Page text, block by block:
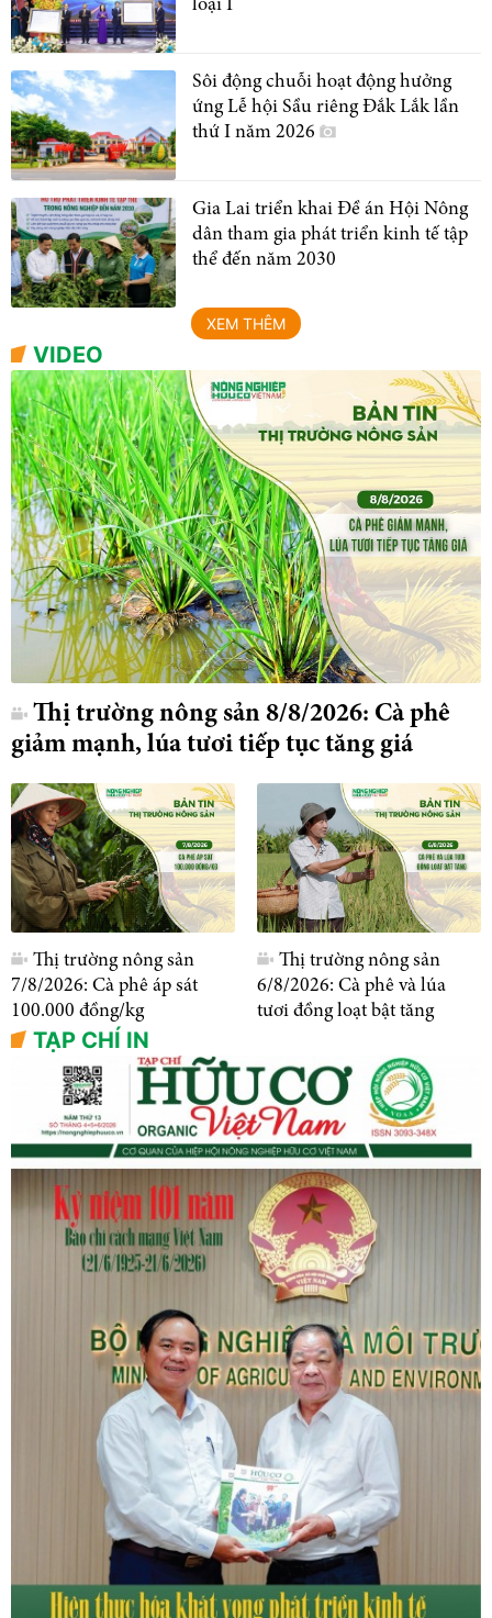
loại I
Sôi động chuỗi hoạt động hưởng
ứng Lễ hội Sầu riêng Đắk Lắk lần
thứ I năm 2026
Gia Lai triển khai Đề án Hội Nông
dân tham gia phát triển kinh tế tập
thể đến năm 2030
XEM THÊM
VIDEO
Thị trường nông sản 8/8/2026: Cà phê
giảm mạnh, lúa tươi tiếp tục tăng giá
Thị trường nông sản
7/8/2026: Cà phê áp sát
100.000 đồng/kg
Thị trường nông sản
6/8/2026: Cà phê và lúa
tươi đồng loạt bật tăng
TẠP CHÍ IN